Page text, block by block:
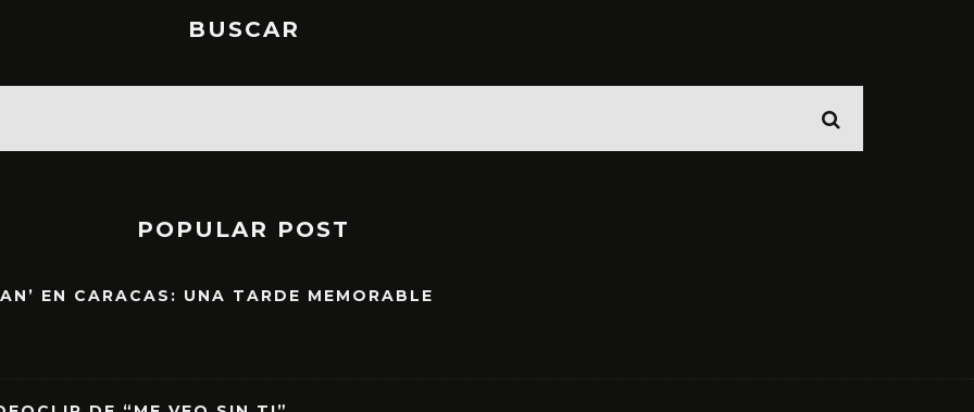
BUSCAR
POPULAR POST
EN CARACAS: UNA TARDE MEMORABLE